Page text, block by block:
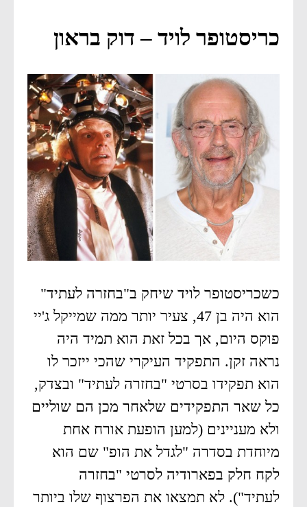
כריסטופר לויד – דוק בראון
כשכריסטופר לויד שיחק ב"בחזרה לעתיד"
הוא היה בן 47, צעיר יותר ממה שמייקל ג'יי
פוקס היום, אך בכל זאת הוא תמיד היה
נראה זקן. התפקיד העיקרי שהכי ייזכר לו
הוא תפקידו בסרטי "בחזרה לעתיד" ובצדק,
כל שאר התפקידים שלאחר מכן הם שוליים
ולא מעניינים (למען הופעת אורח אחת
מיוחדת בסדרה "לגדל את הופ" שם הוא
לקח חלק בפארודיה לסרטי "בחזרה
לעתיד"). לא תמצאו את הפרצוף שלו ביותר